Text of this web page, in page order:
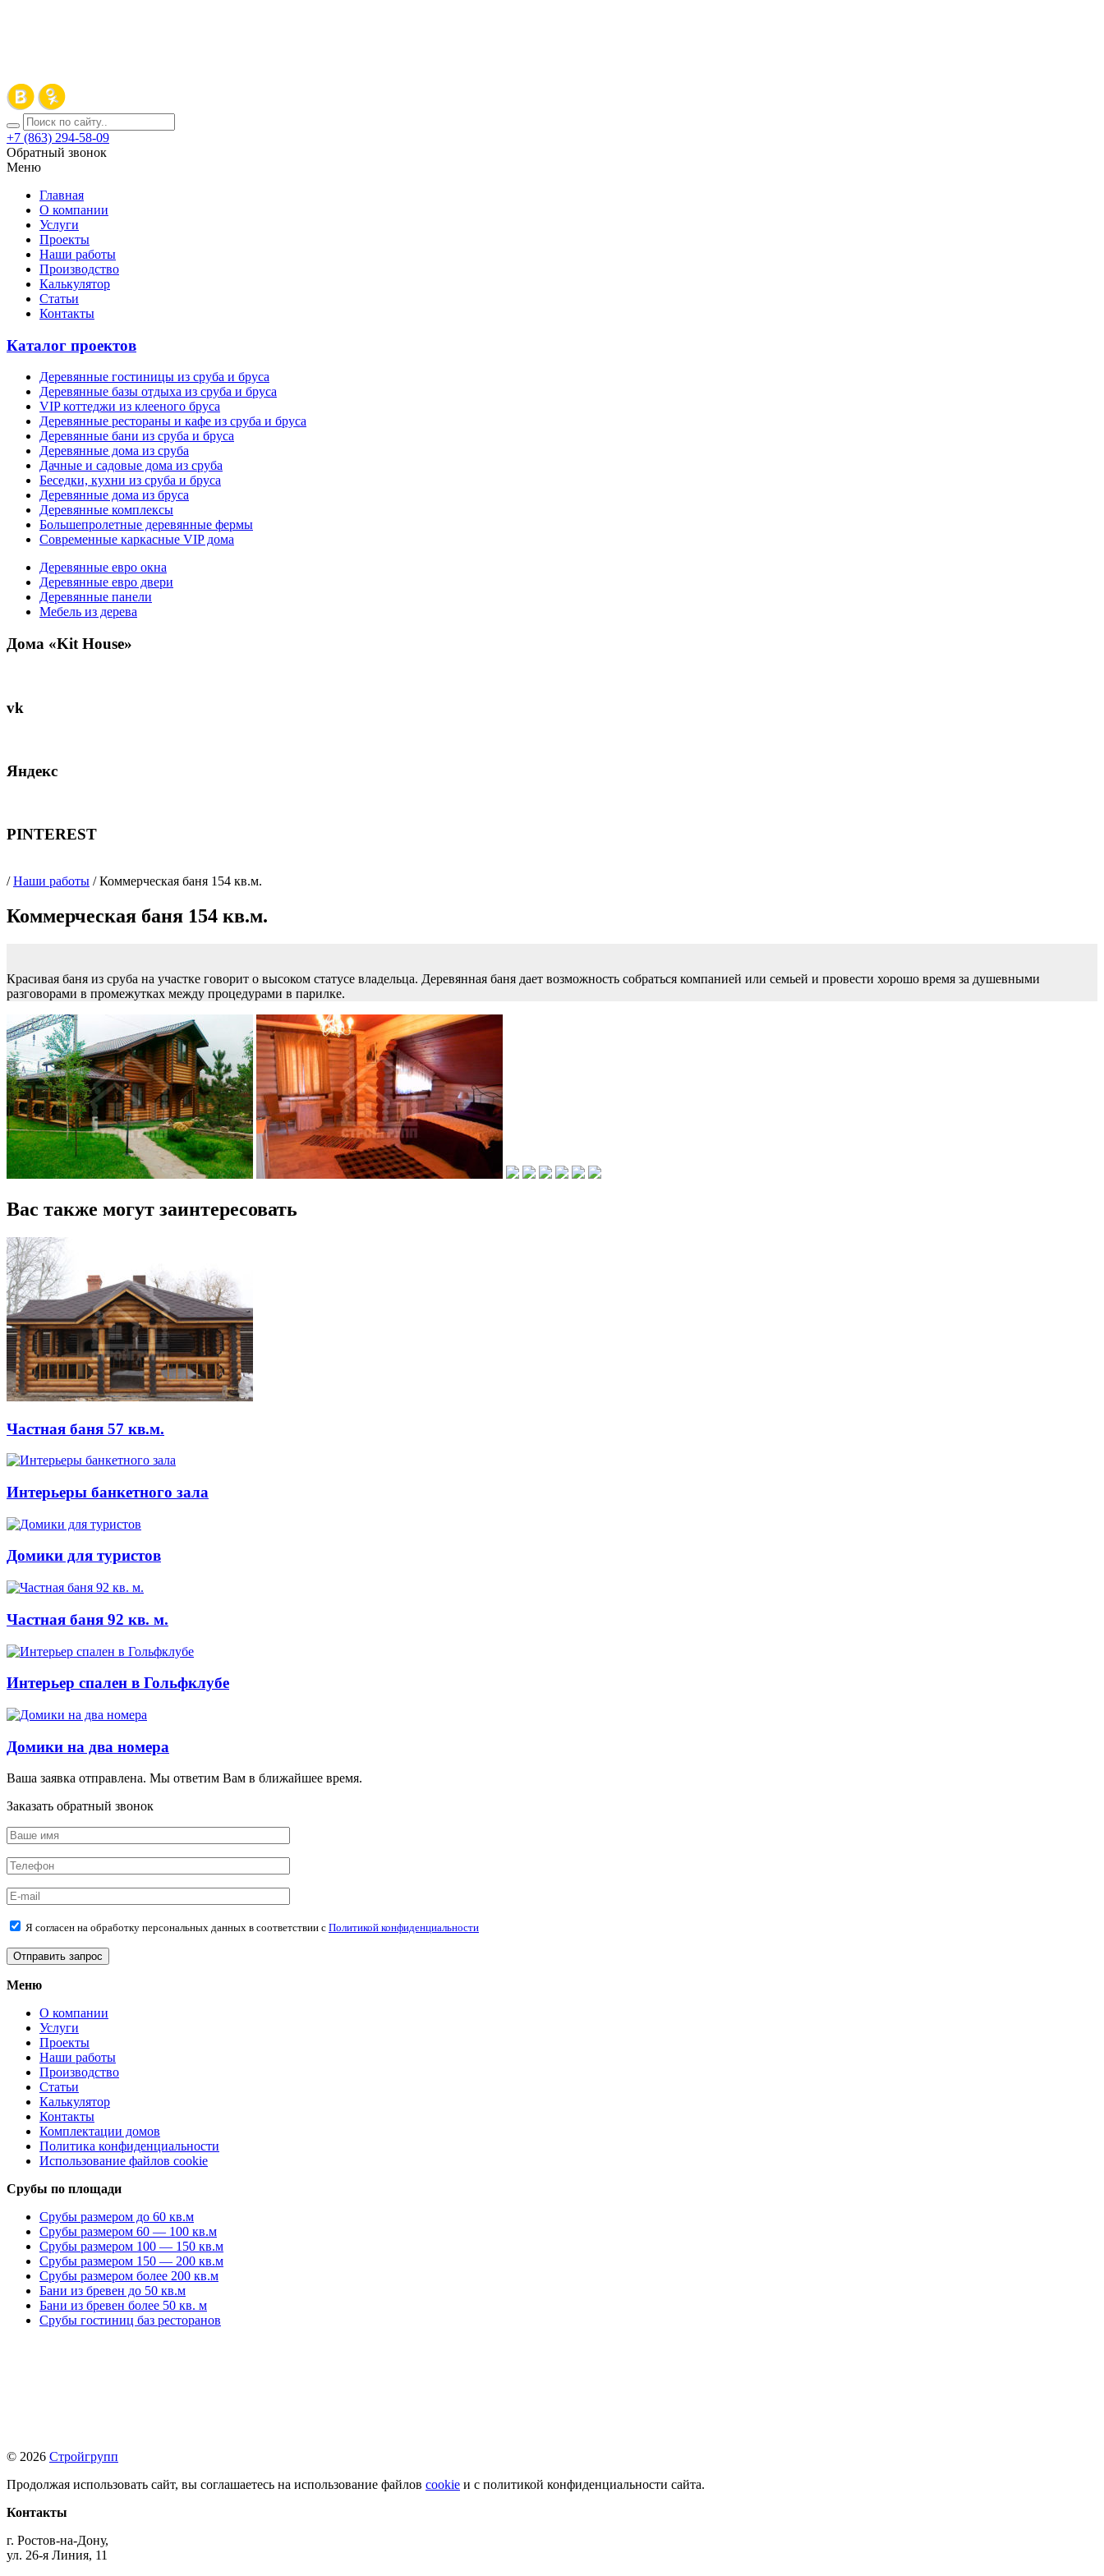
+7 (863) 294-58-09
Обратный звонок
Меню
Главная
О компании
Услуги
Проекты
Наши работы
Производство
Калькулятор
Статьи
Контакты
Каталог проектов
Деревянные гостиницы из сруба и бруса
Деревянные базы отдыха из сруба и бруса
VIP коттеджи из клееного бруса
Деревянные рестораны и кафе из сруба и бруса
Деревянные бани из сруба и бруса
Деревянные дома из сруба
Дачные и садовые дома из сруба
Беседки, кухни из сруба и бруса
Деревянные дома из бруса
Деревянные комплексы
Большепролетные деревянные фермы
Современные каркасные VIP дома
Деревянные евро окна
Деревянные евро двери
Деревянные панели
Мебель из дерева
Дома «Kit House»
vk
Яндекс
PINTEREST
/Наши работы / Коммерческая баня 154 кв.м.
Коммерческая баня 154 кв.м.
Красивая баня из сруба на участке говорит о высоком статусе владельца. Деревянная баня дает возможность собраться компанией или семьей и провести хорошо время за душевными
разговорами в промежутках между процедурами в парилке.
Вас также могут заинтересовать
Частная баня 57 кв.м.
Интерьеры банкетного зала
Домики для туристов
Частная баня 92 кв. м.
Интерьер спален в Гольфклубе
Домики на два номера
Ваша заявка отправлена. Мы ответим Вам в ближайшее время.
Заказать обратный звонок
Я согласен на обработку персональных данных в соответствии с Политикой конфиденциальности
Меню
О компании
Услуги
Проекты
Наши работы
Производство
Статьи
Калькулятор
Контакты
Комплектации домов
Политика конфиденциальности
Использование файлов cookie
Срубы по площади
Срубы размером до 60 кв.м
Срубы размером 60 — 100 кв.м
Срубы размером 100 — 150 кв.м
Срубы размером 150 — 200 кв.м
Срубы размером более 200 кв.м
Бани из бревен до 50 кв.м
Бани из бревен более 50 кв. м
Срубы гостиниц баз ресторанов
© 2026 Стройгрупп
Продолжая использовать сайт, вы соглашаетесь на использование файлов cookie и с политикой конфиденциальности сайта.
Контакты
г. Ростов-на-Дону,
ул. 26-я Линия, 11